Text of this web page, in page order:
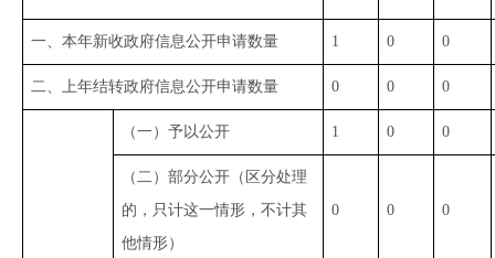
一、本年新收政府信息公开申请数量 1 0 0
二、上年结转政府信息公开申请数量 0 0 0
（一）予以公开 1 0 0
（二）部分公开（区分处理
的，只计这一情形，不计其
他情形）
0 0 0